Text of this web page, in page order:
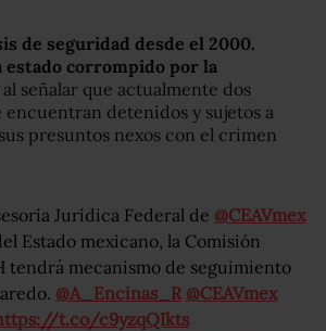
de seguridad desde el 2000.
estado corrompido por la
señalar que actualmente dos
encuentran detenidos y sujetos a
presuntos nexos con el crimen
Jurídica Federal de @CEAVmex
Estado mexicano, la Comisión
tendrá mecanismo de seguimiento
@A_Encinas_R @CEAVmex
t.co/c9yzqQIkts